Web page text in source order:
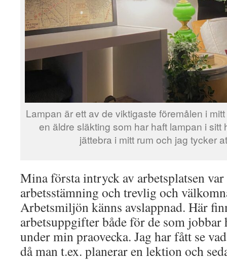
Lampan är ett av de viktigaste föremålen i
en äldre släkting som har haft lampan i sitt
jättebra i mitt rum och jag tycker
Mina första intryck av arbetsplatsen
arbetsstämning och trevlig och
Arbetsmiljön känns avslappnad. Här
arbetsuppgifter både för de som
under min praovecka. Jag har fått se
då man t.ex. planerar en lektion och